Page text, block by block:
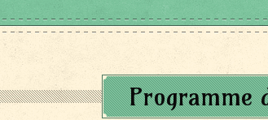
Programme